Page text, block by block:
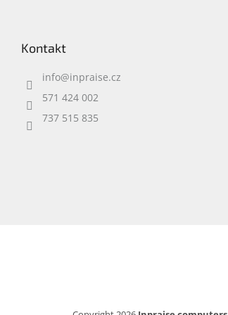
Kontakt
info@inpraise.cz
571 424 002
737 515 835